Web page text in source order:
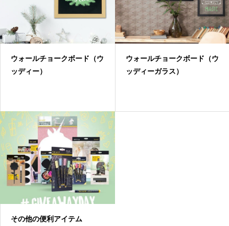
ウォールチョークボード（ウ
ッディー）
ウォールチョークボード（ウ
ッディーガラス）
その他の便利アイテム